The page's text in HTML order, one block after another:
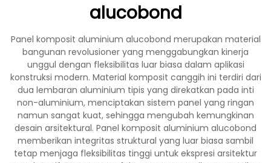
alucobond
Panel komposit aluminium alucobond merupakan material
bangunan revolusioner yang menggabungkan kinerja
unggul dengan fleksibilitas luar biasa dalam aplikasi
konstruksi modern. Material komposit canggih ini terdiri dari
dua lembaran aluminium tipis yang direkatkan pada inti
non-aluminium, menciptakan sistem panel yang ringan
namun sangat kuat, sehingga mengubah kemungkinan
desain arsitektural. Panel komposit aluminium alucobond
memberikan integritas struktural yang luar biasa sambil
tetap menjaga fleksibilitas tinggi untuk ekspresi arsitektur